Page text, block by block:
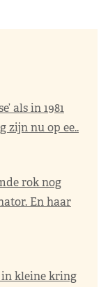
als in 1981
zijn nu op ee..
rok nog
En haar
kleine kring